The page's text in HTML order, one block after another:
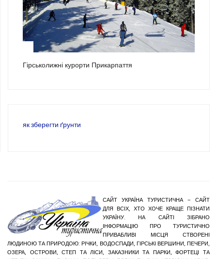
Гірськолижні курорти Прикарпаття
як зберегти ґрунти
САЙТ УКРАЇНА ТУРИСТИЧНА – САЙТ
ДЛЯ ВСІХ, ХТО ХОЧЕ КРАЩЕ ПІЗНАТИ
УКРАЇНУ. НА САЙТІ ЗІБРАНО
ІНФОРМАЦІЮ ПРО ТУРИСТИЧНО
ПРИВАБЛИВІ МІСЦЯ СТВОРЕНІ
ЛЮДИНОЮ ТА ПРИРОДОЮ: РІЧКИ, ВОДОСПАДИ, ГІРСЬКІ ВЕРШИНИ, ПЕЧЕРИ,
ОЗЕРА, ОСТРОВИ, СТЕП ТА ЛІСИ, ЗАКАЗНИКИ ТА ПАРКИ, ФОРТЕЦІ ТА